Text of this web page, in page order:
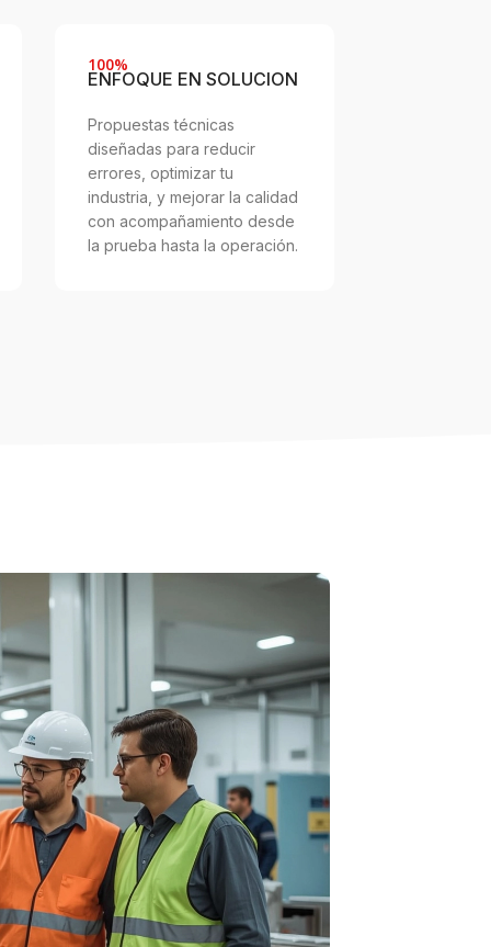
100%
ENFOQUE EN SOLUCION
Propuestas técnicas
diseñadas para reducir
errores, optimizar tu
industria, y mejorar la calidad
con acompañamiento desde
la prueba hasta la operación.